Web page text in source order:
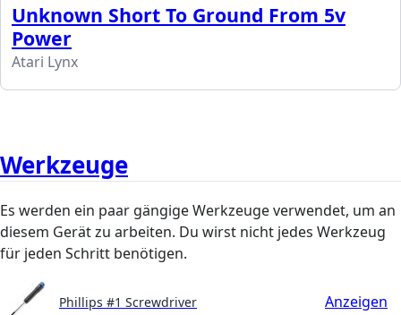
Unknown Short To Ground From 5v
Power
Atari Lynx
Werkzeuge
Es werden ein paar gängige Werkzeuge verwendet, um an
diesem Gerät zu arbeiten. Du wirst nicht jedes Werkzeug
für jeden Schritt benötigen.
Phillips #1 Screwdriver Anzeigen